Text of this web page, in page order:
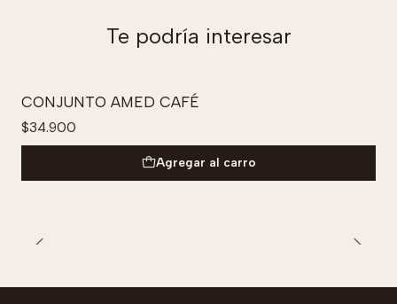
Te podría interesar
CONJUNTO AMED CAFÉ
$34.900
Agregar al carro